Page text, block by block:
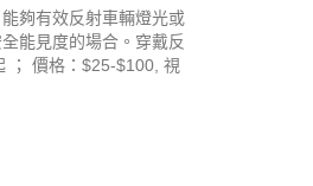
夠有效反射車輛燈光或
能見度的場合。穿戴反
； 價格：$25-$100, 視